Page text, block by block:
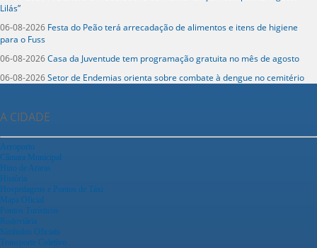
Lilás”
06-08-2026 Festa do Peão terá arrecadação de alimentos e itens de higiene
para o Fuss
06-08-2026Casa da Juventude tem programação gratuita no mês de agosto
06-08-2026Setor de Endemias orienta sobre combate à dengue no cemitério
A CIDADE
Aeroporto
Câmara Municipal
Hino de Araras
História
Hospedagens e Pontos de Táxi
Mapa Oficial
Pontos Turísticos
Rodoviária
Símbolos Oficiais
Transporte Coletivo